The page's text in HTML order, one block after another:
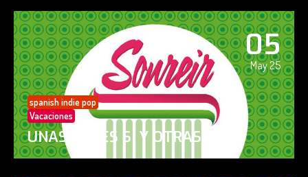
05
May 25
spanish indie pop
Vacaciones
UNAS VECES SÍ Y OTRAS NO